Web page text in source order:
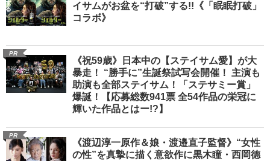
イサムがお盆を“打破”する!!《「眠眠打破」
コラボ》
PR
《祝59歳》日本中の【ステイサム愛】が大
暴走！ “勝手に”生誕祭試写会開催！ 主演も
助演も全部ステイサム！「ステサミー賞」
爆誕！【応募総数941票 全54作品の栄冠に
輝いた作品とはー!?】
PR
《渡辺淳一原作＆娘・渡邉直子監督》“女性
の性”を真摯に描く意欲作に黒木瞳・西岡德